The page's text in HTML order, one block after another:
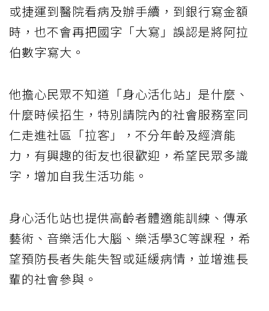
或捷運到醫院看病及辦手續，到銀行寫金額
時，也不會再把國字「大寫」誤認是將阿拉
伯數字寫大。
他擔心民眾不知道「身心活化站」是什麼、
什麼時候招生，特別請院內的社會服務室同
仁走進社區「拉客」，不分年齡及經濟能
力，有興趣的街友也很歡迎，希望民眾多識
字，增加自我生活功能。
身心活化站也提供高齡者體適能訓練、傳承
藝術、音樂活化大腦、樂活學3C等課程，希
望預防長者失能失智或延緩病情，並增進長
輩的社會參與。